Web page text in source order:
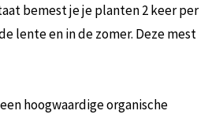
bemest je je planten 2 keer per
lente en in de zomer. Deze mest
hoogwaardige organische